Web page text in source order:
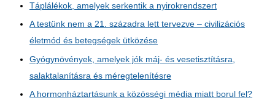
Táplálékok, amelyek serkentik a nyirokrendszert
A testünk nem a 21. századra lett tervezve – civilizációs
életmód és betegségek ütközése
Gyógynövények, amelyek jók máj- és vesetisztításra,
salaktalanításra és méregtelenítésre
A hormonháztartásunk a közösségi média miatt borul fel?